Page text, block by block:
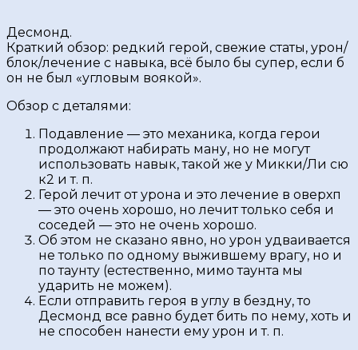
Десмонд.
Краткий обзор: редкий герой, свежие статы, урон/
блок/лечение с навыка, всë было бы супер, если б
он не был «угловым воякой».
Обзор с деталями:
Подавление — это механика, когда герои
продолжают набирать ману, но не могут
использовать навык, такой же у Микки/Ли сю
к2 и т. п.
Герой лечит от урона и это лечение в оверхп
— это очень хорошо, но лечит только себя и
соседей — это не очень хорошо.
Об этом не сказано явно, но урон удваивается
не только по одному выжившему врагу, но и
по таунту (естественно, мимо таунта мы
ударить не можем).
Если отправить героя в углу в бездну, то
Десмонд все равно будет бить по нему, хоть и
не способен нанести ему урон и т. п.